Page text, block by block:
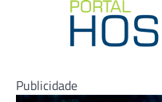
Publicidade